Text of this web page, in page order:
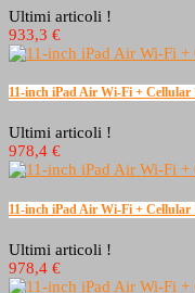
Ultimi articoli !
933,3 €
11-inch iPad Air Wi-Fi + Cellular
Ultimi articoli !
978,4 €
11-inch iPad Air Wi-Fi + Cellular
Ultimi articoli !
978,4 €